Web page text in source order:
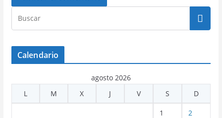
Calendario
agosto 2026
L
M X J V S D
1 2